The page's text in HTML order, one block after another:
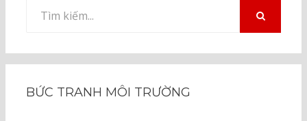
kiếm
BỨC TRANH MÔI TRƯỜNG